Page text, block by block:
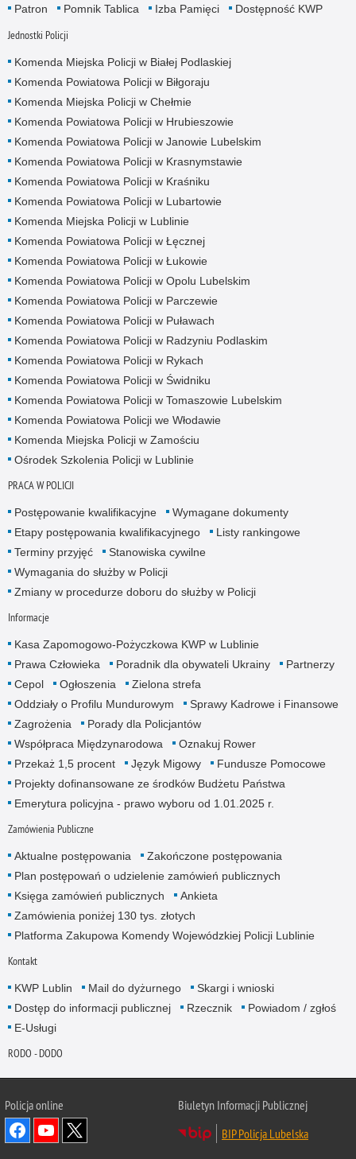
Patron
Pomnik Tablica Izba Pamięci Dostępność KWP
Jednostki Policji
Komenda Miejska Policji w Białej Podlaskiej
Komenda Powiatowa Policji w Biłgoraju
Komenda Miejska Policji w Chełmie
Komenda Powiatowa Policji w Hrubieszowie
Komenda Powiatowa Policji w Janowie Lubelskim
Komenda Powiatowa Policji w Krasnymstawie
Komenda Powiatowa Policji w Kraśniku
Komenda Powiatowa Policji w Lubartowie
Komenda Miejska Policji w Lublinie
Komenda Powiatowa Policji w Łęcznej
Komenda Powiatowa Policji w Łukowie
Komenda Powiatowa Policji w Opolu Lubelskim
Komenda Powiatowa Policji w Parczewie
Komenda Powiatowa Policji w Puławach
Komenda Powiatowa Policji w Radzyniu Podlaskim
Komenda Powiatowa Policji w Rykach
Komenda Powiatowa Policji w Świdniku
Komenda Powiatowa Policji w Tomaszowie Lubelskim
Komenda Powiatowa Policji we Włodawie
Komenda Miejska Policji w Zamościu
Ośrodek Szkolenia Policji w Lublinie
PRACA W POLICJI
Postępowanie kwalifikacyjne
Wymagane dokumenty
Etapy postępowania kwalifikacyjnego
Listy rankingowe
Terminy przyjęć
Stanowiska cywilne
Wymagania do służby w Policji
Zmiany w procedurze doboru do służby w Policji
Informacje
Kasa Zapomogowo-Pożyczkowa KWP w Lublinie
Prawa Człowieka
Poradnik dla obywateli Ukrainy
Partnerzy
Cepol
Ogłoszenia
Zielona strefa
Oddziały o Profilu Mundurowym
Sprawy Kadrowe i Finansowe
Zagrożenia
Porady dla Policjantów
Współpraca Międzynarodowa
Oznakuj Rower
Przekaż 1,5 procent
Język Migowy
Fundusze Pomocowe
Projekty dofinansowane ze środków Budżetu Państwa
Emerytura policyjna - prawo wyboru od 1.01.2025 r.
Zamówienia Publiczne
Aktualne postępowania
Zakończone postępowania
Plan postępowań o udzielenie zamówień publicznych
Księga zamówień publicznych
Ankieta
Zamówienia poniżej 130 tys. złotych
Platforma Zakupowa Komendy Wojewódzkiej Policji Lublinie
Kontakt
KWP Lublin Mail do dyżurnego
Skargi i wnioski
Dostęp do informacji publicznej
Rzecznik
Powiadom / zgłoś
E-Usługi
RODO - DODO
Policja online
Biuletyn Informacji Publicznej
BIP Policja Lubelska